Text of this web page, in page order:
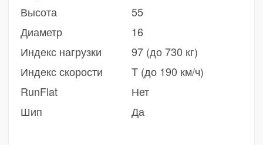
Высота
55
Диаметр
16
Индекс нагрузки
97 (до 730 кг)
Индекс скорости
T (до 190 км/ч)
RunFlat
Нет
Шип
Да